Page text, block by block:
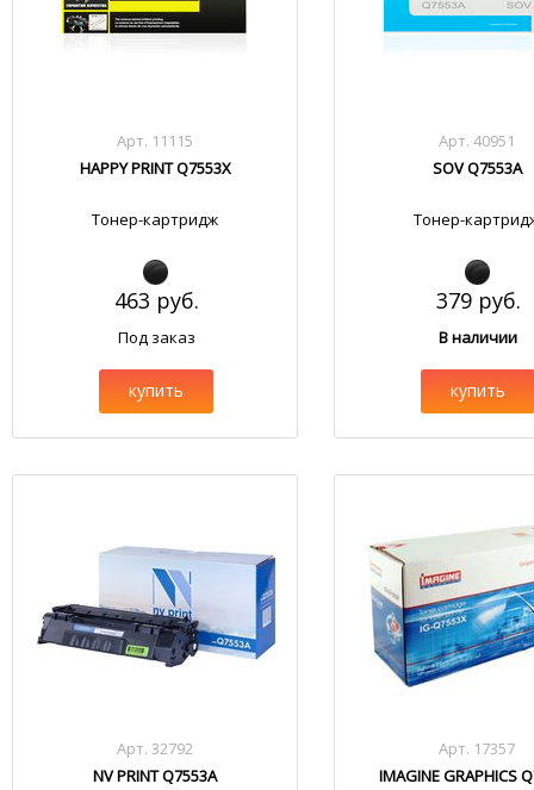
Арт. 11115
HAPPY PRINT Q7553X
Тонер-картридж
463 руб.
Под заказ
купить
Арт. 40951
SOV Q7553A
Тонер-
379 руб.
В наличии
купить
Арт. 32792
NV PRINT Q7553A
Арт. 17357
IMAGINE GRAPHICS